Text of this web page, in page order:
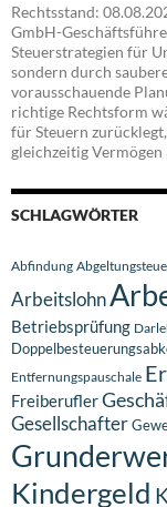
Rechtsstand:
GmbH-
Steuerstrategien für
sondern durch
vorausschauende
richtige Rechtsform
für Steuern
gleichzeitig
SCHLAGWÖRTER
Abfindung
Arbeitslohn
Betriebsprüfung
Entfernungspauschale
Freiberufler
Gesellschafter
Kindergeld